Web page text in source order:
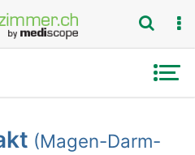
(Magen-Darm-